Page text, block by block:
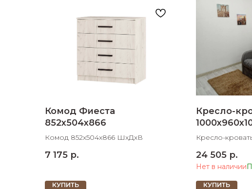
Комод Фиеста
852х504х866
Комод 852х504х866 ШхДхВ
7 175 р.
КУПИТЬ
Кресло-
Кресло-
место
24 505 р.
Нет в наличии
КУПИТЬ